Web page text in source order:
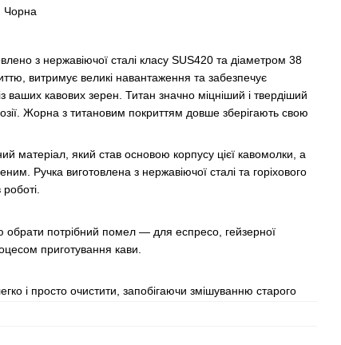
Чорна
з нержавіючої сталі класу SUS420 та діаметром 38
витримує великі навантаження та забезпечує
ваших кавових зерен. Титан значно міцніший і твердіший
Жорна з титановим покриттям довше зберігають свою
матеріал, який став основою корпусу цієї кавомолки, а
Ручка виготовлена з нержавіючої сталі та горіхового
обрати потрібний помел — для еспресо, гейзерної
приготування кави.
і просто очистити, запобігаючи змішуванню старого